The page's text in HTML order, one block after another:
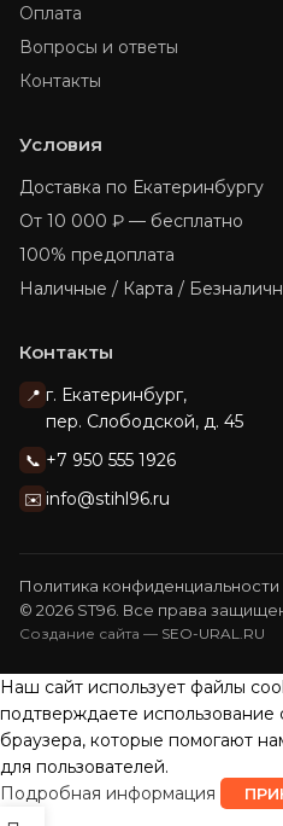
Оплата
Вопросы и ответы
Контакты
Условия
Доставка по Екатеринбургу
От 10 000 ₽ — бесплатно
100% предоплата
Наличные / Карта /
Контакты
📍 г. Екатеринбург,
пер. Слободской, д. 45
📞 +7 950 555 1926
✉️ info@stihl96.ru
Политика конфиденциальности
© 2026 ST96. Все права
Создание сайта — SEO-URAL.RU
Наш сайт использует файлы
подтверждаете использование
браузера, которые помогают
для пользователей.
Подробная информация